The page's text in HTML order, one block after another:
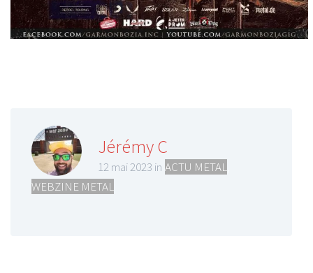
Jérémy C
12 mai 2023 in ACTU METAL
WEBZINE METAL